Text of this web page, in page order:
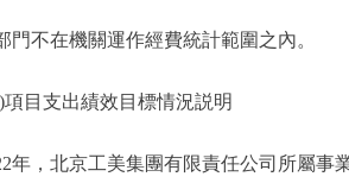
不在機關運作經費統計範圍之內。
支出績效目標情況説明
，北京工美集團有限責任公司所屬事業